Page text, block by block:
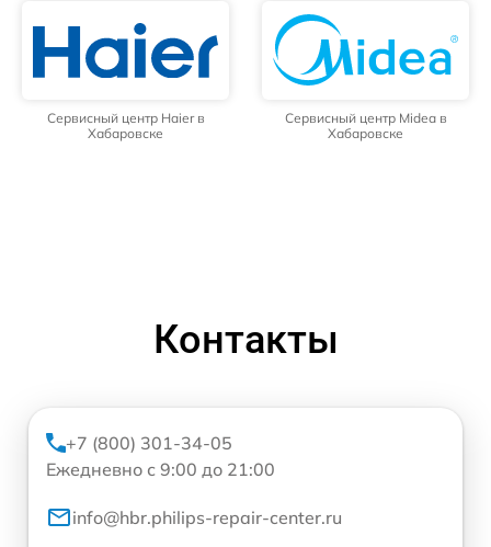
Сервисный центр Haier в
Хабаровске
Сервисный центр Midea в
Хабаровске
Контакты
+7 (800) 301-34-05
Ежедневно с 9:00 до 21:00
info@hbr.philips-repair-center.ru